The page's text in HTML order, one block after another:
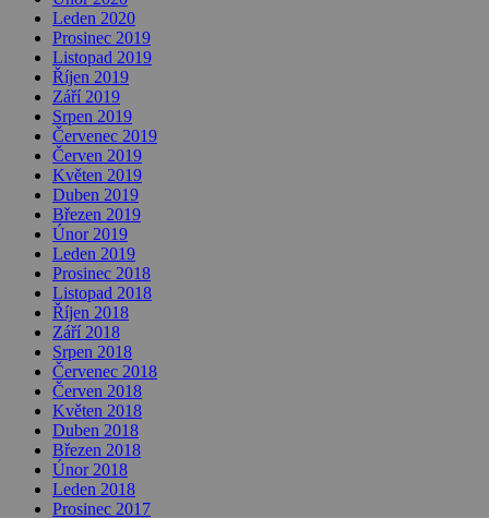
Leden 2020
Prosinec 2019
Listopad 2019
Říjen 2019
Září 2019
Srpen 2019
Červenec 2019
Červen 2019
Květen 2019
Duben 2019
Březen 2019
Únor 2019
Leden 2019
Prosinec 2018
Listopad 2018
Říjen 2018
Září 2018
Srpen 2018
Červenec 2018
Červen 2018
Květen 2018
Duben 2018
Březen 2018
Únor 2018
Leden 2018
Prosinec 2017